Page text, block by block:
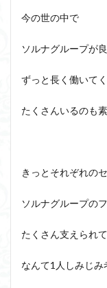
今の世の中で
ソルナグループが
ずっと長く働いて
たくさんいるのも
きっとそれぞれの
ソルナグループの
たくさん支えられ
なんて1人しみじみ